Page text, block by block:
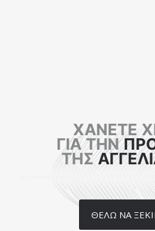
ΧΑΝΕΤΕ
ΓΙΑ ΤΗΝ
ΤΗΣ
ΘΕΛΩ ΝΑ